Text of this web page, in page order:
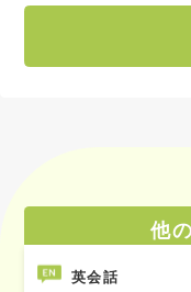
他
英会話